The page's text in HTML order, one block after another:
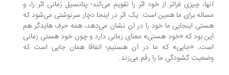
چیزی فراتر از خود اثر را تقویم می‌کند؛ پتانسیل زمانی اثر را، و
برای ما همین است. یک اثر در اینجا دچار سرنوشتی می‌شود که
اینجایی ما خود را در آن نشان می‌دهد، همه حرف هایدگر هم
بود که «خود هستی» معنای زمانی دارد و چون خود هستی زمانی
«جایی» که ما در آن هستیم؛ اتفاقا همان جایی است که
گشودگی ما را رقم می‌‌زند.